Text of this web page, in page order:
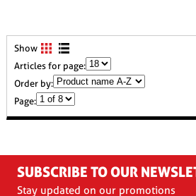
Show
Articles for page:
Order by:
Page:
SUBSCRIBE TO OUR
Stay updated on our promotions